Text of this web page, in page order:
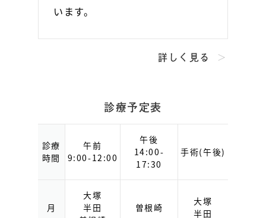
います。
詳しく見る
診療予定表
診療
時間
午前
9:00-12:00
午後
14:00-
17:30
手術(午後)
月
大塚
半田
曽根崎
大塚
半田